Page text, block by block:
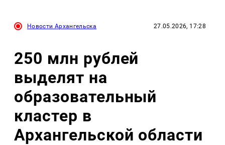
Новости Архангельска 27.05.2026, 17:28
250 млн рублей
выделят на
образовательный
кластер в
Архангельской области